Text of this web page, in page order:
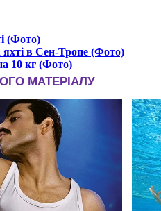
(Фото)
яхті в Сен-Тропе (Фото)
10 кг (Фото)